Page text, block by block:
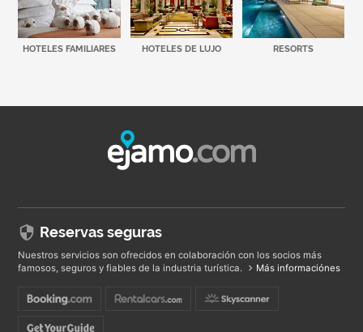
HOTELES FAMILIARES HOTELES DE LUJO RESORTS
Reservas seguras
Nuestros servicios son ofrecidos en colaboración con los socios más
famosos, seguros y fiables de la industria turística.
Más informaciónes